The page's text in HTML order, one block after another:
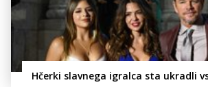
Hčerki slavnega igralca sta ukradli